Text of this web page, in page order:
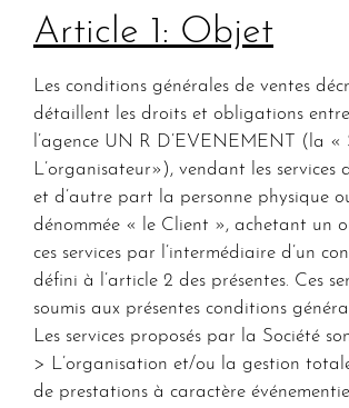
Article 1: Objet
Les conditions générales de ventes
détaillent les droits et obligations
l’agence UN R D’EVENEMENT (la «
L’organisateur»), vendant les services
et d’autre part la personne physique
dénommée « le Client », achetant un
ces services par l’intermédiaire d’un
défini à l’article 2 des présentes. Ces
soumis aux présentes conditions
Les services proposés par la Société
> L’organisation et/ou la gestion
de prestations à caractère